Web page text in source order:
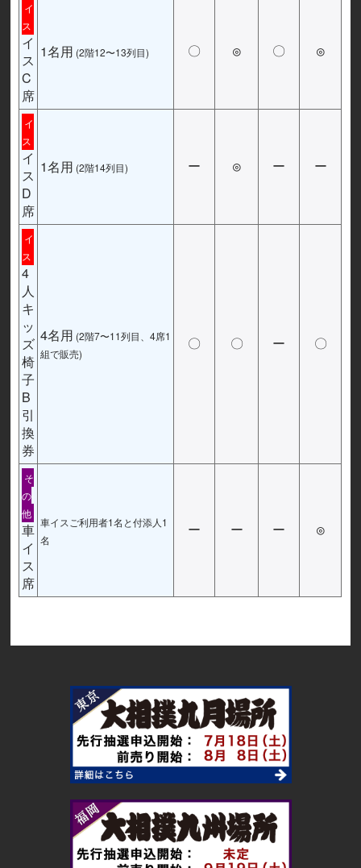
イ
ス
イ
ス
C
席
1名用 (2階12〜13列目) 〇 ◎ 〇 ◎
イ
ス
イ
ス
D
席
1名用 (2階14列目) ー ◎ ー ー
イ
ス
4
人
キ
ッ
ズ
椅
子
B
引
換
券
4名用 (2階7〜11列目、4席1
組で販売)
〇 〇 ー 〇
そ
の
他
車
イ
ス
席
車イスご利用者1名と付添人1
名
ー ー ー ◎